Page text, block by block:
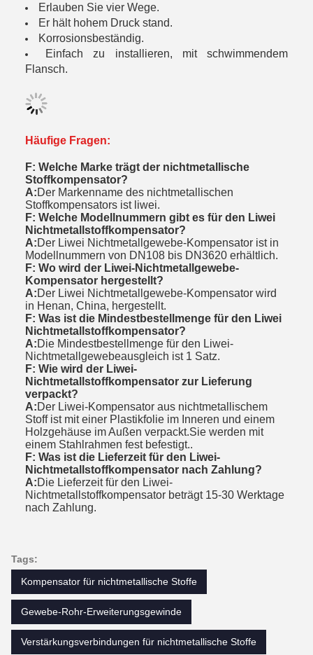
Erlauben Sie vier Wege.
Er hält hohem Druck stand.
Korrosionsbeständig.
Einfach zu installieren, mit schwimmendem
Flansch.
Häufige Fragen:
F: Welche Marke trägt der nichtmetallische
Stoffkompensator?
A:Der Markenname des nichtmetallischen
Stoffkompensators ist liwei.
F: Welche Modellnummern gibt es für den Liwei
Nichtmetallstoffkompensator?
A:Der Liwei Nichtmetallgewebe-Kompensator ist in
Modellnummern von DN108 bis DN3620 erhältlich.
F: Wo wird der Liwei-Nichtmetallgewebe-
Kompensator hergestellt?
A:Der Liwei Nichtmetallgewebe-Kompensator wird
in Henan, China, hergestellt.
F: Was ist die Mindestbestellmenge für den Liwei
Nichtmetallstoffkompensator?
A:Die Mindestbestellmenge für den Liwei-
Nichtmetallgewebeausgleich ist 1 Satz.
F: Wie wird der Liwei-
Nichtmetallstoffkompensator zur Lieferung
verpackt?
A:Der Liwei-Kompensator aus nichtmetallischem
Stoff ist mit einer Plastikfolie im Inneren und einem
Holzgehäuse im Außen verpackt.Sie werden mit
einem Stahlrahmen fest befestigt..
F: Was ist die Lieferzeit für den Liwei-
Nichtmetallstoffkompensator nach Zahlung?
A:Die Lieferzeit für den Liwei-
Nichtmetallstoffkompensator beträgt 15-30 Werktage
nach Zahlung.
Tags:
Kompensator für nichtmetallische Stoffe
Gewebe-Rohr-Erweiterungsgewinde
Verstärkungsverbindungen für nichtmetallische Stoffe